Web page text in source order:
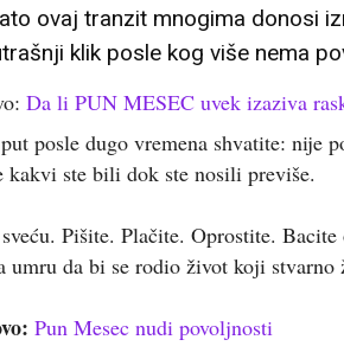
ovaj tranzit mnogima donosi
klik posle kog više nema
Da li PUN MESEC uvek izaziva
posle dugo vremena shvatite: nije
kakvi ste bili dok ste nosili previše.
Pišite. Plačite. Oprostite.
umru da bi se rodio život koji stvarno
Pun Mesec nudi povoljnosti